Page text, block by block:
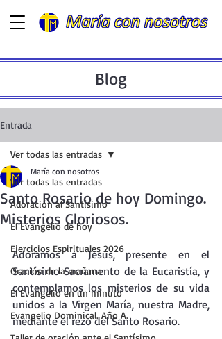
Blog
Entrada
Ver todas las entradas
Adoración al Santísimo
El Evangelio de hoy
Ejercicios Espirituales 2026
Oración de la mañana
El Evangelio en un minuto
Evangelio Dominical. Año A.
Ver todas las entradas
Santo Rosario de hoy Domingo.
Misterios Gloriosos.
María con nosotros
Adoramos a Jesús, presente en el
Santísimo Sacramento de la Eucaristía, y
contemplamos los misterios de su vida
unidos a la Virgen María, nuestra Madre,
mediante el rezo del Santo Rosario.